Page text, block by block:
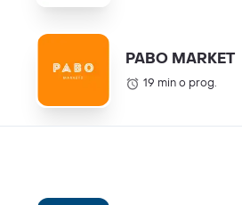
PABO MARKET
19 min o prog.